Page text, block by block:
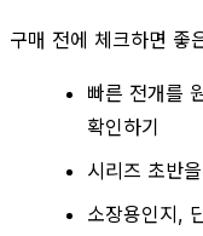
구매 전에 체크하면 좋
빠른 전개를
확인하기
시리즈 초반
소장용인지,